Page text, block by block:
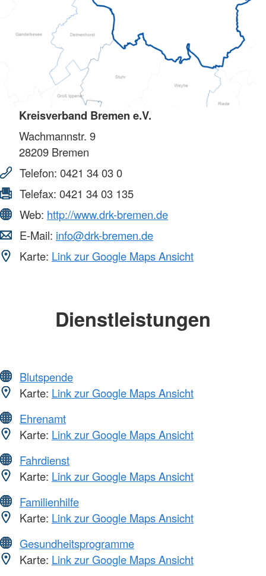
Kreisverband Bremen e.V.
Wachmannstr. 9
28209 Bremen
Telefon: 0421 34 03 0
Telefax: 0421 34 03 135
Web: http://www.drk-bremen.de
E-Mail: info@drk-bremen.de
Karte: Link zur Google Maps Ansicht
Dienstleistungen
Blutspende
Karte: Link zur Google Maps Ansicht
Ehrenamt
Karte: Link zur Google Maps Ansicht
Fahrdienst
Karte: Link zur Google Maps Ansicht
Familienhilfe
Karte: Link zur Google Maps Ansicht
Gesundheitsprogramme
Karte: Link zur Google Maps Ansicht